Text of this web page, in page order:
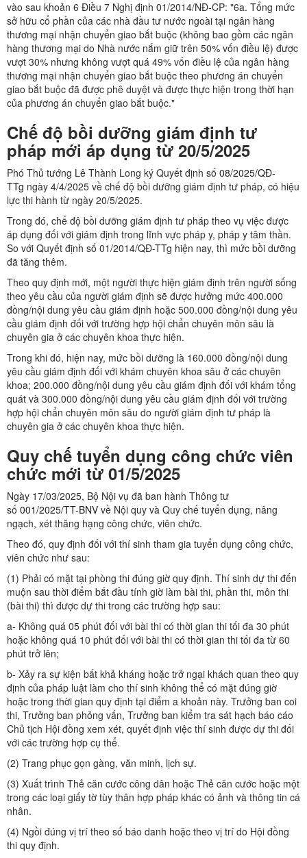
vào sau khoản 6 Điều 7 Nghị định 01/2014/NĐ-CP: "6a. Tổng mức
sở hữu cổ phần của các nhà đầu tư nước ngoài tại ngân hàng
thương mại nhận chuyển giao bắt buộc (không bao gồm các ngân
hàng thương mại do Nhà nước nắm giữ trên 50% vốn điều lệ) được
vượt 30% nhưng không vượt quá 49% vốn điều lệ của ngân hàng
thương mại nhận chuyển giao bắt buộc theo phương án chuyển
giao bắt buộc đã được phê duyệt và được thực hiện trong thời hạn
của phương án chuyển giao bắt buộc."
Chế độ bồi dưỡng giám định tư
pháp mới áp dụng từ 20/5/2025
Phó Thủ tướng Lê Thành Long ký Quyết định số 08/2025/QĐ-
TTg ngày 4/4/2025 về chế độ bồi dưỡng giám định tư pháp, có hiệu
lực thi hành từ ngày 20/5/2025.
Trong đó, chế độ bồi dưỡng giám định tư pháp theo vụ việc được
áp dụng đối với giám định trong lĩnh vực pháp y, pháp y tâm thần.
So với Quyết định số 01/2014/QĐ-TTg hiện nay, thì mức bồi dưỡng
đã tăng thêm.
Theo quy định mới, một người thực hiện giám định trên người sống
theo yêu cầu của người giám định sẽ được hưởng mức 400.000
đồng/nội dung yêu cầu giám định hoặc 500.000 đồng/nội dung yêu
cầu giám định đối với trường hợp hội chẩn chuyên môn sâu là
chuyên gia ở các chuyên khoa thực hiện.
Trong khi đó, hiện nay, mức bồi dưỡng là 160.000 đồng/nội dung
yêu cầu giám định đối với khám chuyên khoa sâu ở các chuyên
khoa; 200.000 đồng/nội dung yêu cầu giám định đối với khám tổng
quát và 300.000 đồng/nội dung yêu cầu giám định đối với trường
hợp hội chẩn chuyên môn sâu do người giám định tư pháp là
chuyên gia ở các chuyên khoa thực hiện.
Quy chế tuyển dụng công chức viên
chức mới từ 01/5/2025
Ngày 17/03/2025, Bộ Nội vụ đã ban hành Thông tư
số 001/2025/TT-BNV về Nội quy và Quy chế tuyển dụng, nâng
ngạch, xét thăng hạng công chức, viên chức.
Theo đó, quy định đối với thí sinh tham gia tuyển dụng công chức,
viên chức như sau:
(1) Phải có mặt tại phòng thi đúng giờ quy định. Thí sinh dự thi đến
muộn sau thời điểm bắt đầu tính giờ làm bài thi, phần thi, môn thi
(bài thi) thì được dự thi trong các trường hợp sau:
a- Không quá 05 phút đối với bài thi có thời gian thi tối đa 30 phút
hoặc không quá 10 phút đối với bài thi có thời gian thi tối đa từ 60
phút trở lên;
b- Xảy ra sự kiện bất khả kháng hoặc trở ngại khách quan theo quy
định của pháp luật làm cho thí sinh không thể có mặt đúng giờ
hoặc trong thời gian quy định tại điểm a khoản này. Trưởng ban coi
thi, Trưởng ban phỏng vấn, Trưởng ban kiểm tra sát hạch báo cáo
Chủ tịch Hội đồng xem xét, quyết định việc thí sinh được dự thi đối
với các trường hợp cụ thể.
(2) Trang phục gọn gàng, văn minh, lịch sự.
(3) Xuất trình Thẻ căn cước công dân hoặc Thẻ căn cước hoặc một
trong các loại giấy tờ tùy thân hợp pháp khác có ảnh và thông tin cá
nhân.
(4) Ngồi đúng vị trí theo số báo danh hoặc theo vị trí do Hội đồng
thi quy định.